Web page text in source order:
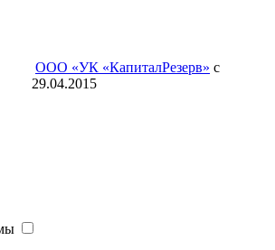
ООО «УК «КапиталРезерв» с
29.04.2015